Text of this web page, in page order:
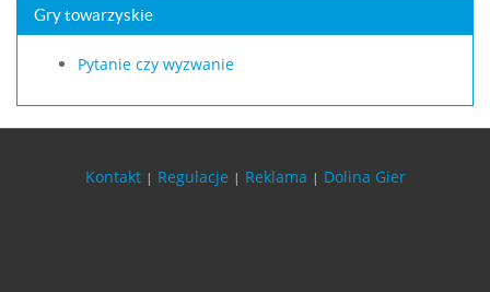
Gry towarzyskie
Pytanie czy wyzwanie
Kontakt | Regulacje | Reklama | Dolina Gier